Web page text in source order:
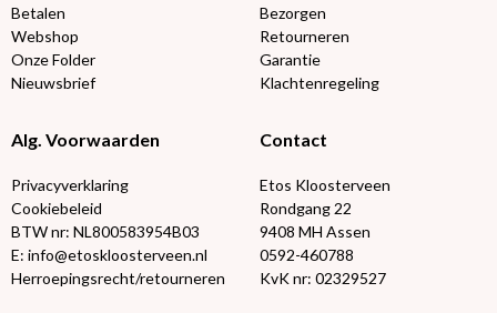
Betalen
Webshop
Onze Folder
Nieuwsbrief
Bezorgen
Retourneren
Garantie
Klachtenregeling
Alg. Voorwaarden
Privacyverklaring
Cookiebeleid
BTW nr: NL800583954B03
E: info@etoskloosterveen.nl
Herroepingsrecht/retourneren
Contact
Etos Kloosterveen
Rondgang 22
9408 MH Assen
0592-460788
KvK nr: 02329527